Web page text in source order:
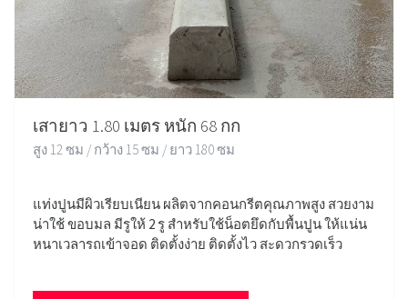
เสายาว 1.80 เมตร หนัก 68 กก
สูง 12 ซม / กว้าง 15 ซม / ยาว 180 ซม
แท่งปูนมีผิวเรียบเนียน ผลิตจากคอนกรีตคุณภาพสูง สวยงาม
น่าใช้ ขอบมล มีรูให้ 2 รู สำหรับใช้น็อตยึดกับพื้นปูน ให้แน่น
หนาเวลารถเข้าจอด ติดตั้งง่าย ติดตั้งไว สะดวกรวดเร็ว